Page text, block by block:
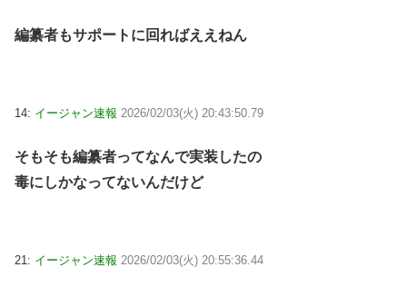
編纂者もサポートに回ればええねん
14: イージャン速報 2026/02/03(火) 20:43:50.79
そもそも編纂者ってなんで実装したの
毒にしかなってないんだけど
21: イージャン速報 2026/02/03(火) 20:55:36.44